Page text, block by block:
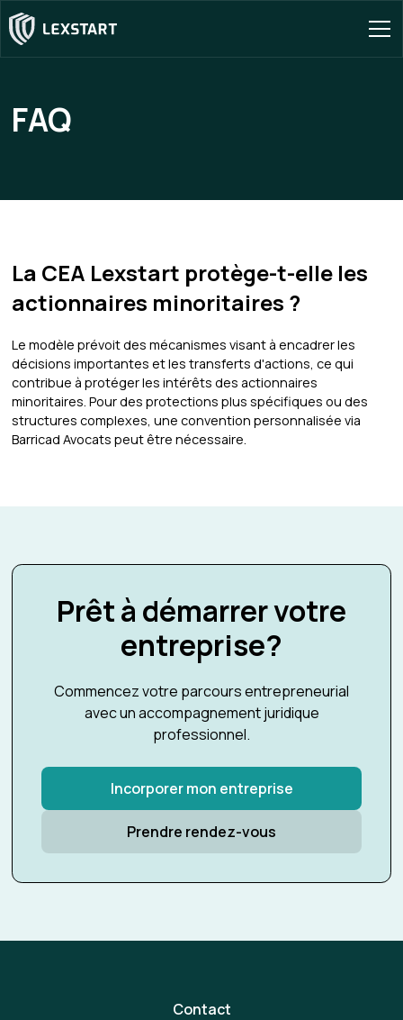
FAQ
La CEA Lexstart protège-t-elle les
actionnaires minoritaires ?
Le modèle prévoit des mécanismes visant à encadrer les
décisions importantes et les transferts d'actions, ce qui
contribue à protéger les intérêts des actionnaires
minoritaires. Pour des protections plus spécifiques ou des
structures complexes, une convention personnalisée via
Barricad Avocats peut être nécessaire.
Prêt à démarrer votre
entreprise?
Commencez votre parcours entrepreneurial
avec un accompagnement juridique
professionnel.
Incorporer mon entreprise
Prendre rendez-vous
Contact